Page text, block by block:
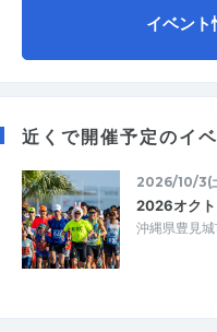
イベント
近くで開催予定のイ
2026/10/3(
2026オクト
沖縄県豊見